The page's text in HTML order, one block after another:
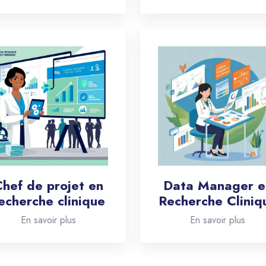
de projet en
clinique
En savoir plus
Data Manager
Recherche
En savoir plus